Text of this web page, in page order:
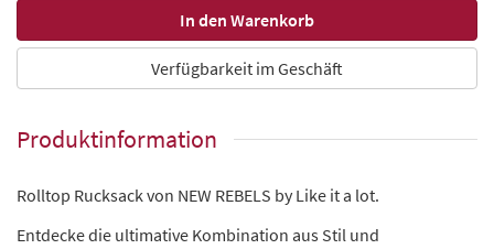
Verfügbarkeit im Geschäft
Produktinformation
Rolltop Rucksack von NEW REBELS by Like it a lot.
Entdecke die ultimative Kombination aus Stil und